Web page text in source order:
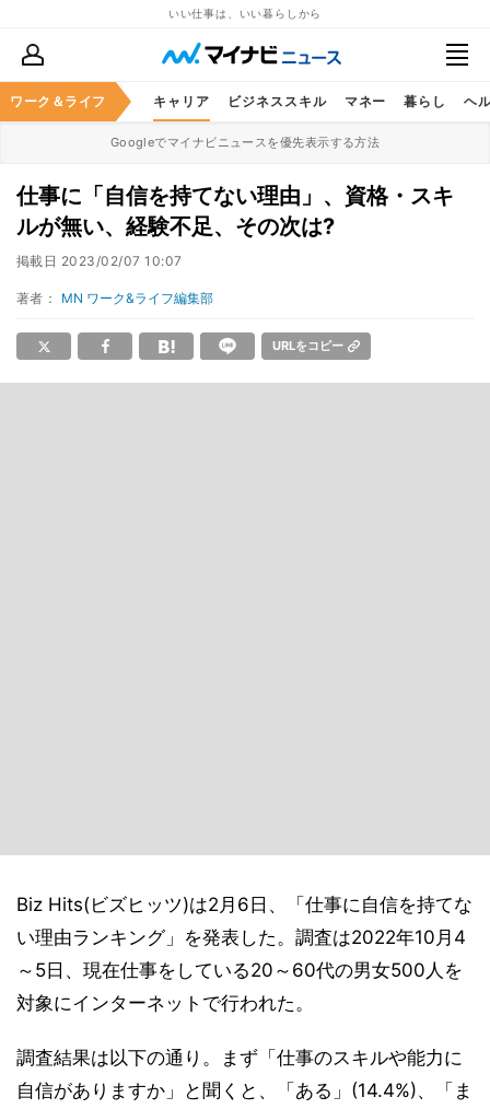
いい仕事は、いい暮らしから
ワーク＆ライフ キャリア ビジネススキル マネー 暮らし ヘ
Googleでマイナビニュースを優先表示する方法
仕事に「自信を持てない理由」、資格・スキ
ルが無い、経験不足、その次は?
掲載日 2023/02/07 10:07
著者： MN ワーク&ライフ編集部
URLをコピー
Biz Hits(ビズヒッツ)は2月6日、「仕事に自信を持てな
い理由ランキング」を発表した。調査は2022年10月4
～5日、現在仕事をしている20～60代の男女500人を
対象にインターネットで行われた。
調査結果は以下の通り。まず「仕事のスキルや能力に
自信がありますか」と聞くと、「ある」(14.4%)、「ま